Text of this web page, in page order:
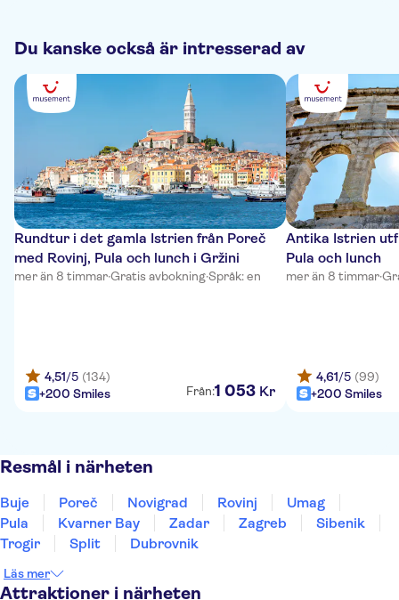
Du kanske också är intresserad av
Rundtur i det gamla Istrien från Poreč
med Rovinj, Pula och lunch i Gržini
mer än 8 timmar·Gratis avbokning·Språk: en
4,51/5 (134)
+200 Smiles
Från:1 053 Kr
Antika Istrien
Pula och lunch
mer än 8 timmar·
4,61/5 (99)
+200 Smiles
Resmål i närheten
Buje Poreč Novigrad Rovinj
Umag
Pula
Kvarner Bay Zadar Zagreb
Sibenik
Trogir
Split Dubrovnik
Läs mer
Attraktioner i närheten